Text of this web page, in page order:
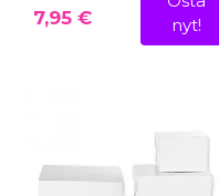
7,95 €
nyt!